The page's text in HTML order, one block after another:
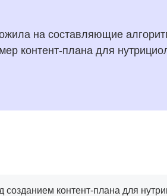
на составляющие
контент-плана для
контент-плана для